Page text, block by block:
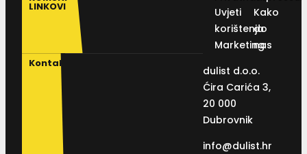
LINKOVI
Uvjeti
korištenja
Marketing
Kako
do
nas
Kontakt
dulist d.o.o.
Ćira Carića 3,
20 000
Dubrovnik
info@dulist.hr